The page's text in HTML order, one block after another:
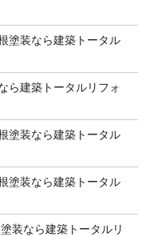
塗装なら建築トータル
ら建築トータルリフォ
塗装なら建築トータル
塗装なら建築トータル
装なら建築トータルリ